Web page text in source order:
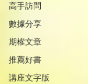
高手訪問
數據分享
期權文章
推薦好書
講座文字版